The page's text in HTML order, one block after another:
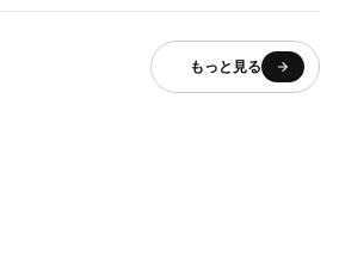
もっと見る